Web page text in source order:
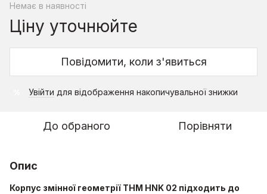
Немає в наявності
Ціну уточнюйте
Повідомити, коли з'явиться
Увійти для відображення накопичувальної знижки
До обраного Порівняти
Опис
Корпус змінної геометрії THM HNK 02 підходить до